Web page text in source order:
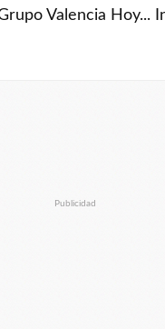
Valencia Hoy...
Publicidad